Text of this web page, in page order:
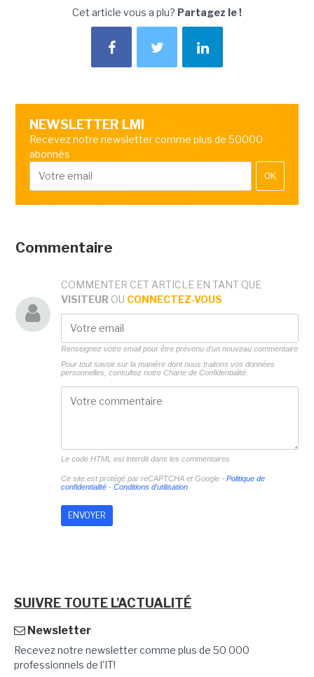
Cet article vous a plu? Partagez le !
NEWSLETTER LMI
Recevez notre newsletter comme plus de 50000
abonnés
OK
Commentaire
COMMENTER CET ARTICLE EN TANT QUE
VISITEUR OU CONNECTEZ-VOUS
Renseignez votre email pour être prévenu d'un nouveau commentaire
Pour tout savoir sur la manière dont nous traitons vos données
personnelles, consultez notre Charte de Confidentialité.
Le code HTML est interdit dans les commentaires
Ce site est protégé par reCAPTCHA et Google - Politique de
confidentialité- Conditions d'utilisation
SUIVRE TOUTE L'ACTUALITÉ
Newsletter
Recevez notre newsletter comme plus de 50 000
professionnels de l'IT!